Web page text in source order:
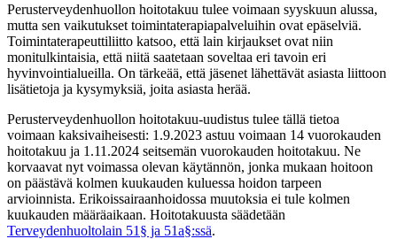
Perusterveydenhuollon hoitotakuu tulee voimaan syyskuun alussa,
mutta sen vaikutukset toimintaterapiapalveluihin ovat epäselviä.
Toimintaterapeuttiliitto katsoo, että lain kirjaukset ovat niin
monitulkintaisia, että niitä saatetaan soveltaa eri tavoin eri
hyvinvointialueilla. On tärkeää, että jäsenet lähettävät asiasta liittoon
lisätietoja ja kysymyksiä, joita asiasta herää.
Perusterveydenhuollon hoitotakuu-uudistus tulee tällä tietoa
voimaan kaksivaiheisesti: 1.9.2023 astuu voimaan 14 vuorokauden
hoitotakuu ja 1.11.2024 seitsemän vuorokauden hoitotakuu. Ne
korvaavat nyt voimassa olevan käytännön, jonka mukaan hoitoon
on päästävä kolmen kuukauden kuluessa hoidon tarpeen
arvioinnista. Erikoissairaanhoidossa muutoksia ei tule kolmen
kuukauden määräaikaan. Hoitotakuusta säädetään
Terveydenhuoltolain 51§ ja 51a§:ssä.